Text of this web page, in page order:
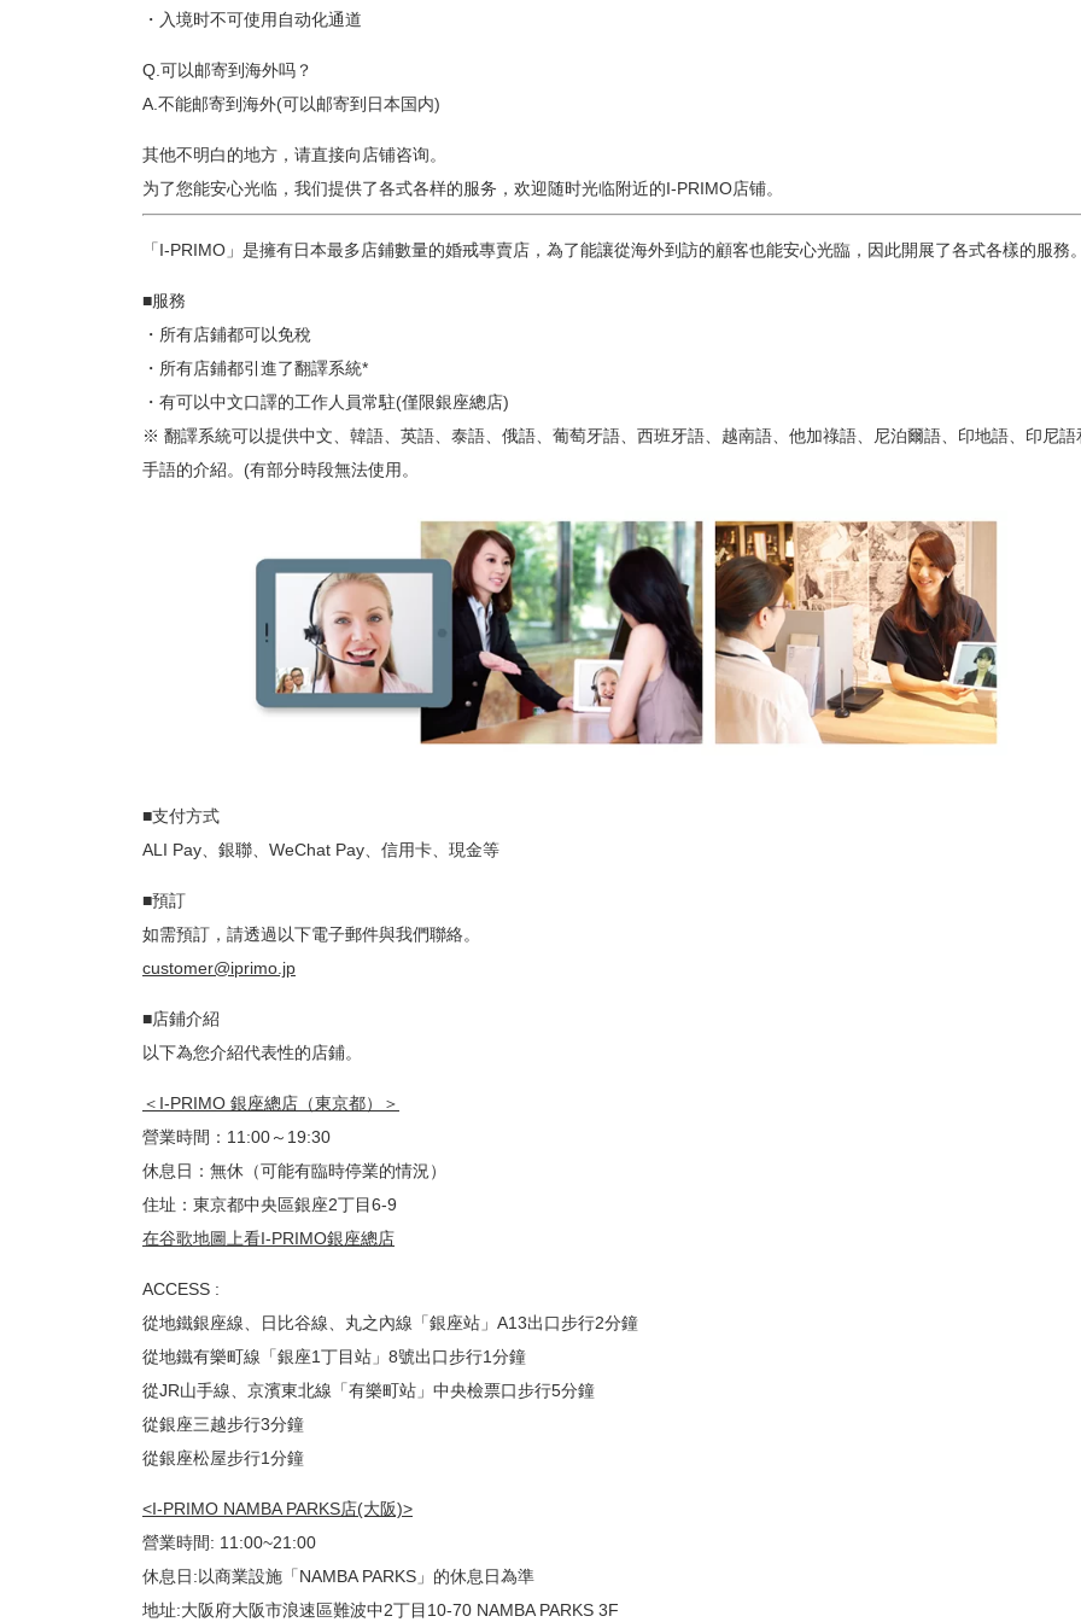
・入境时不可使用自动化通道
Q.可以邮寄到海外吗？
A.不能邮寄到海外(可以邮寄到日本国内)
其他不明白的地方，请直接向店铺咨询。
为了您能安心光临，我们提供了各式各样的服务，欢迎随时光临附近的I-PRIMO店铺。
「I-PRIMO」是擁有日本最多店鋪數量的婚戒專賣店，為了能讓從海外到訪的顧客也能安心光臨，因此開展了各式各樣的服務
■服務
・所有店鋪都可以免稅
・所有店鋪都引進了翻譯系統*
・有可以中文口譯的工作人員常駐(僅限銀座總店)
※ 翻譯系統可以提供中文、韓語、英語、泰語、俄語、葡萄牙語、西班牙語、越南語、他加祿語、尼泊爾語、印地語、印尼語
手語的介紹。(有部分時段無法使用。
■支付方式
ALI Pay、銀聯、WeChat Pay、信用卡、現金等
■預訂
如需預訂，請透過以下電子郵件與我們聯絡。
customer@iprimo.jp
■店鋪介紹
以下為您介紹代表性的店鋪。
＜I-PRIMO 銀座總店（東京都）＞
營業時間：11:00～19:30
休息日：無休（可能有臨時停業的情況）
住址：東京都中央區銀座2丁目6-9
在谷歌地圖上看I-PRIMO銀座總店
ACCESS :
從地鐵銀座線、日比谷線、丸之內線「銀座站」A13出口步行2分鐘
從地鐵有樂町線「銀座1丁目站」8號出口步行1分鐘
從JR山手線、京濱東北線「有樂町站」中央檢票口步行5分鐘
從銀座三越步行3分鐘
從銀座松屋步行1分鐘
<I-PRIMO NAMBA PARKS店(大阪)>
營業時間: 11:00~21:00
休息日:以商業設施「NAMBA PARKS」的休息日為準
地址:大阪府大阪市浪速區難波中2丁目10-70 NAMBA PARKS 3F